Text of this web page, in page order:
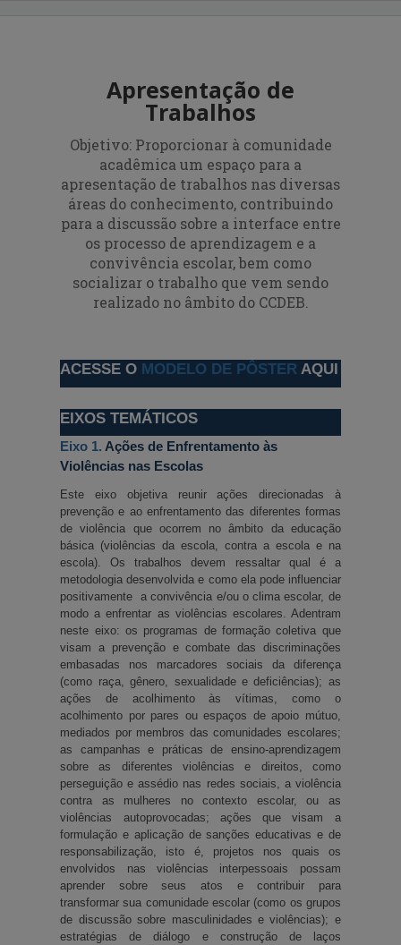
Apresentação de
Trabalhos
Objetivo: Proporcionar à comunidade
acadêmica um espaço para a
apresentação de trabalhos nas diversas
áreas do conhecimento, contribuindo
para a discussão sobre a interface entre
os processo de aprendizagem e a
convivência escolar, bem como
socializar o trabalho que vem sendo
realizado no âmbito do CCDEB.
ACESSE O MODELO DE PÔSTER AQUI
EIXOS TEMÁTICOS
Eixo 1. Ações de Enfrentamento às
Violências nas Escolas
Este eixo objetiva reunir ações direcionadas à
prevenção e ao enfrentamento das diferentes formas
de violência que ocorrem no âmbito da educação
básica (violências da escola, contra a escola e na
escola). Os trabalhos devem ressaltar qual é a
metodologia desenvolvida e como ela pode influenciar
positivamente  a convivência e/ou o clima escolar, de
modo a enfrentar as violências escolares. Adentram
neste eixo: os programas de formação coletiva que
visam a prevenção e combate das discriminações
embasadas nos marcadores sociais da diferença
(como raça, gênero, sexualidade e deficiências); as
ações de acolhimento às vítimas, como o
acolhimento por pares ou espaços de apoio mútuo,
mediados por membros das comunidades escolares;
as campanhas e práticas de ensino-aprendizagem
sobre as diferentes violências e direitos, como
perseguição e assédio nas redes sociais, a violência
contra as mulheres no contexto escolar, ou as
violências autoprovocadas; ações que visam a
formulação e aplicação de sanções educativas e de
responsabilização, isto é, projetos nos quais os
envolvidos nas violências interpessoais possam
aprender sobre seus atos e contribuir para
transformar sua comunidade escolar (como os grupos
de discussão sobre masculinidades e violências); e
estratégias de diálogo e construção de laços